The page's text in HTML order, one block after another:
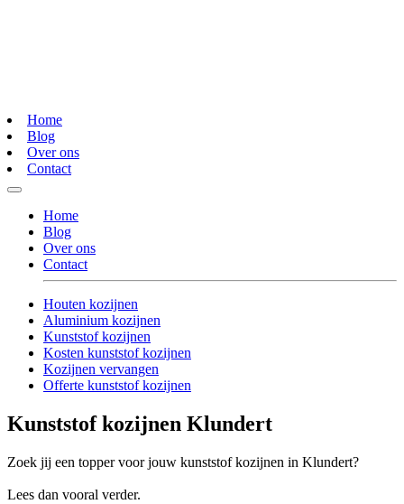
Home
Blog
Over ons
Contact
Home
Blog
Over ons
Contact
Houten kozijnen
Aluminium kozijnen
Kunststof kozijnen
Kosten kunststof kozijnen
Kozijnen vervangen
Offerte kunststof kozijnen
Kunststof kozijnen Klundert
Zoek jij een topper voor jouw kunststof kozijnen in Klundert?
Lees dan vooral verder.